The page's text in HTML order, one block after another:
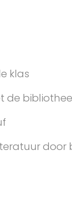
klas
door